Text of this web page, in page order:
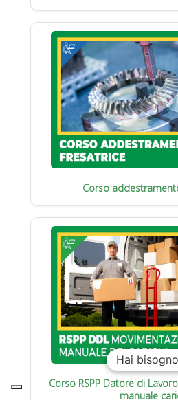
Corso
Corso RSPP Datore di
manuale
Hai